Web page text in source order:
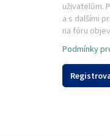
uživatelům.
a s dalšími
na fóru
Podmínky